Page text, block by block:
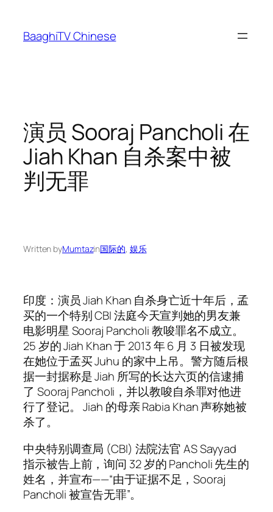
content
BaaghiTV Chinese
演员 Sooraj Pancholi 在
Jiah Khan 自杀案中被
判无罪
Written byMumtazin国际的, 娱乐
印度：演员 Jiah Khan 自杀身亡近十年后，孟
买的一个特别 CBI 法庭今天宣判她的男友兼
电影明星 Sooraj Pancholi 教唆罪名不成立。
25 岁的 Jiah Khan 于 2013 年 6 月 3 日被发现
在她位于孟买 Juhu 的家中上吊。警方随后根
据一封据称是 Jiah 所写的长达六页的信逮捕
了 Sooraj Pancholi，并以教唆自杀罪对他进
行了登记。 Jiah 的母亲 Rabia Khan 声称她被
杀了。
中央特别调查局 (CBI) 法院法官 AS Sayyad
指示被告上前，询问 32 岁的 Pancholi 先生的
姓名，并宣布——“由于证据不足，Sooraj
Pancholi 被宣告无罪”。